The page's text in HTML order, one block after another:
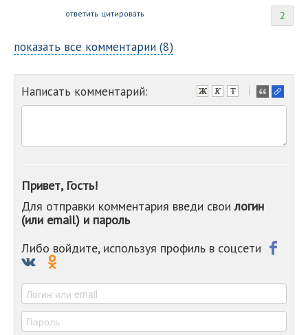
2
ответить цитировать
показать все комментарии (8)
Написать комментарий:
-
-
-
-
-
Привет, Гость!
Для отправки комментария введи своилогин
(или email) и пароль
Либо войдите, используя профиль в соцсети